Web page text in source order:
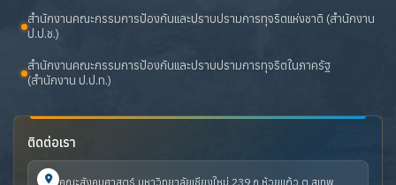
สำนักงานคณะกรรมการป้องกันและปราบปรามการทุจริตแห่งชาติ (สำนักงาน
ป.ป.ช.)
สำนักงานคณะกรรมการป้องกันและปราบปรามการทุจริตในภาครัฐ
(สำนักงาน ป.ป.ท.)
ติดต่อเรา
คณะสังคมศาสตร์ มหาวิทยาลัยเชียงใหม่ 239 ถ.ห้วยแก้ว ต.สุเทพ